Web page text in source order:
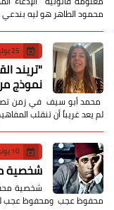
محمود الطاهر هو ليه
25 يوليو 2026
​"تريند
نموذج
محمد أبو سيف ​في زمن
لم يعد غريباً أن تنقلب
10 يونيو 2021
شخصية
شخصية
محفوظ عجب ومحفوظ عجب